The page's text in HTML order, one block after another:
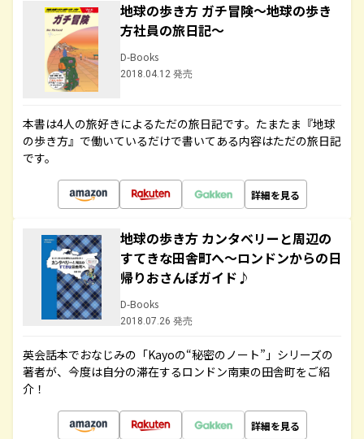
地球の歩き方 ガチ冒険～地球の歩き
方社員の旅日記～
D-Books
2018.04.12 発売
本書は4人の旅好きによるただの旅日記です。たまたま『地球
の歩き方』で働いているだけで書いてある内容はただの旅日記
です。
詳細を見る
地球の歩き方 カンタベリーと周辺の
すてきな田舎町へ～ロンドンからの日
帰りおさんぽガイド♪
D-Books
2018.07.26 発売
英会話本でおなじみの「Kayoの“秘密のノート”」シリーズの
著者が、今度は自分の滞在するロンドン南東の田舎町をご紹
介！
詳細を見る